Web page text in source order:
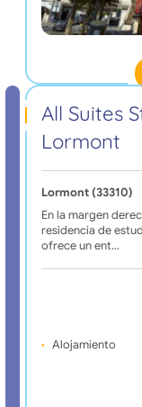
All Suites
Lormont
Lormont (33310)
En la margen
residencia de
ofrece un ent…
Alojamiento